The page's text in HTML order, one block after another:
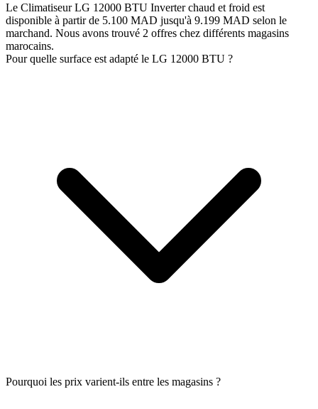
Le Climatiseur LG 12000 BTU Inverter chaud et froid est
disponible à partir de 5.100 MAD jusqu'à 9.199 MAD selon le
marchand. Nous avons trouvé 2 offres chez différents magasins
marocains.
Pour quelle surface est adapté le LG 12000 BTU ?
Pourquoi les prix varient-ils entre les magasins ?